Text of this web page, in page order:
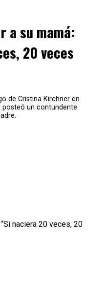
a su mamá:
20 veces
de Cristina Kirchner en
posteó un contundente